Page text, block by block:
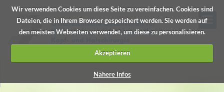
Wir verwenden Cookies um diese Seite zu vereinfachen. Cookies sind
Dateien, die in Ihrem Browser gespeichert werden. Sie werden auf
den meisten Webseiten verwendet, um diese zu personalisieren.
Akzeptieren
Nähere Infos